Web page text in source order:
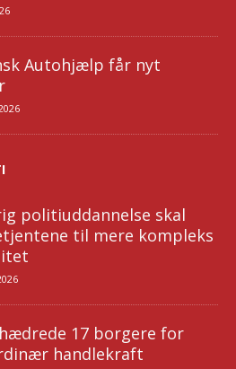
Autohjælp får nyt
politiuddannelse skal
til mere kompleks
17 borgere for
handlekraft